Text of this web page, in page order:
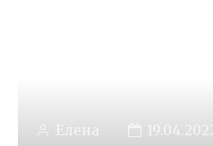
Елена